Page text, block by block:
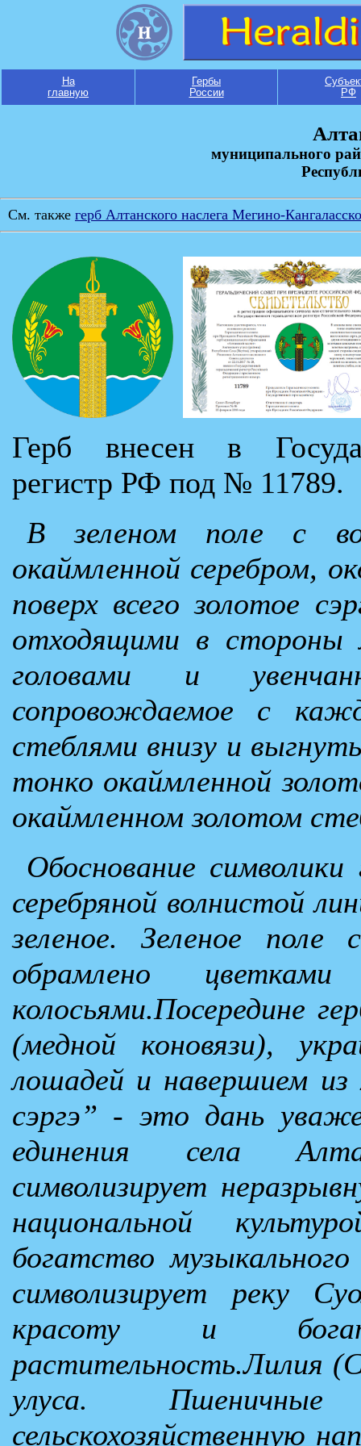
На
главную
Гербы
России
РФ
муниципального
См. также герб Алтанского наслега Мегино-
Герб внесен в
регистр РФ под № 11789.
В зеленом поле с
окаймленной серебром,
поверх всего золотое
отходящими в стороны
головами и
сопровождаемое с
стеблями внизу и
тонко окаймленной
окаймленном золотом
Обоснование
серебряной волнистой
зеленое. Зеленое
обрамлено
колосьями.Посередине
(медной коновязи),
лошадей и навершием
сэргэ” - это дань
единения села
символизирует
национальной
богатство
символизирует реку
красоту и
растительность.Лилия
улуса.
сельскохозяйственную